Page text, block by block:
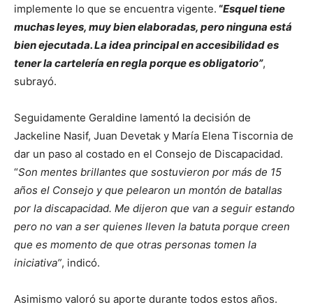
implemente lo que se encuentra vigente. “Esquel tiene
muchas leyes, muy bien elaboradas, pero ninguna está
bien ejecutada. La idea principal en accesibilidad es
tener la cartelería en regla porque es obligatorio”,
subrayó.
Seguidamente Geraldine lamentó la decisión de
Jackeline Nasif, Juan Devetak y María Elena Tiscornia de
dar un paso al costado en el Consejo de Discapacidad.
“Son mentes brillantes que sostuvieron por más de 15
años el Consejo y que pelearon un montón de batallas
por la discapacidad. Me dijeron que van a seguir estando
pero no van a ser quienes lleven la batuta porque creen
que es momento de que otras personas tomen la
iniciativa”, indicó.
Asimismo valoró su aporte durante todos estos años.